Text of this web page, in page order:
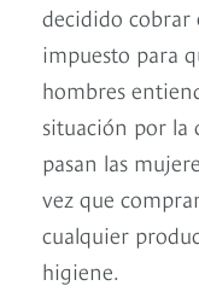
decidido cobrar
impuesto para
hombres
situación por la
pasan las
vez que
cualquier
higiene.